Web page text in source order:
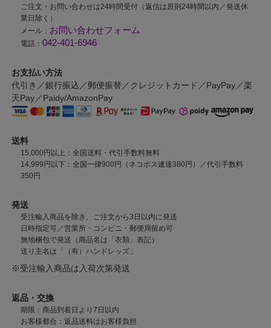
ご注文・お問い合わせは24時間受付（返信は原則24時間以内／発送休
業日除く）
メール： お問い合わせフォーム
電話： 042-401-6946
お支払い方法
代引き／銀行振込／郵便振替／クレジットカード／PayPay／楽
天Pay／Paidy/AmazonPay
送料
15,000円以上：全国送料・代引手数料無料
14,999円以下：全国一律900円（ネコポス速達380円）／代引手数料
350円
発送
受注輸入商品を除き、ご注文から3日以内に発送
日時指定可／営業所・コンビニ・郵便局留め可
無地梱包で発送（商品名は「衣類」表記）
送り主名は「（有）ハンドレッズ」
※受注輸入商品は入荷次第発送
返品・交換
期限：商品到着日より7日以内
お客様都合：返品送料はお客様負担